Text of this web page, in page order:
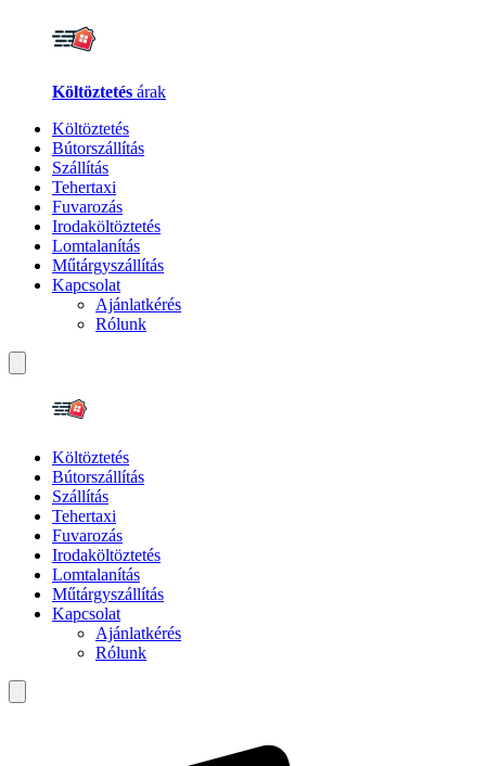
Költöztetés árak
Költöztetés
Bútorszállítás
Szállítás
Tehertaxi
Fuvarozás
Irodaköltöztetés
Lomtalanítás
Műtárgyszállítás
Kapcsolat
Ajánlatkérés
Rólunk
Költöztetés
Bútorszállítás
Szállítás
Tehertaxi
Fuvarozás
Irodaköltöztetés
Lomtalanítás
Műtárgyszállítás
Kapcsolat
Ajánlatkérés
Rólunk